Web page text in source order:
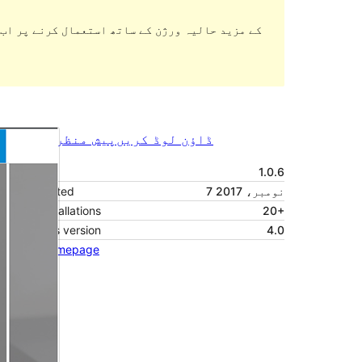
پیش منظر دیکھیں ڈاؤن لوڈ کریں
1.0.6
Last updated
7 نومبر، 2017
Active installations
20+
WordPress version
4.0
Theme homepage